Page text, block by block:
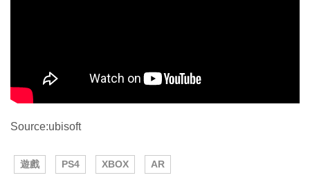
Source:ubisoft
遊戲 PS4 XBOX AR